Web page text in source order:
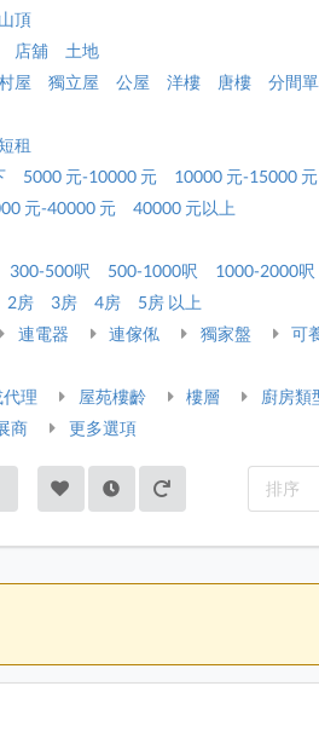
山頂
店舖
土地
屋 獨立屋 公屋 洋樓 唐樓
分間
租
5000 元-10000 元
10000 元-15000 元
元-40000 元
40000 元以上
300-500呎 500-1000呎 1000-2000呎
2房 3房 4房
5房 以上
連電器 連傢俬 獨家盤
可
理 屋苑樓齡 樓層
廚房類
商 更多選項
排序